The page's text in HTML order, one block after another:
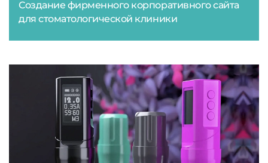
Создание фирменного корпоративного сайта
для стоматологической клиники